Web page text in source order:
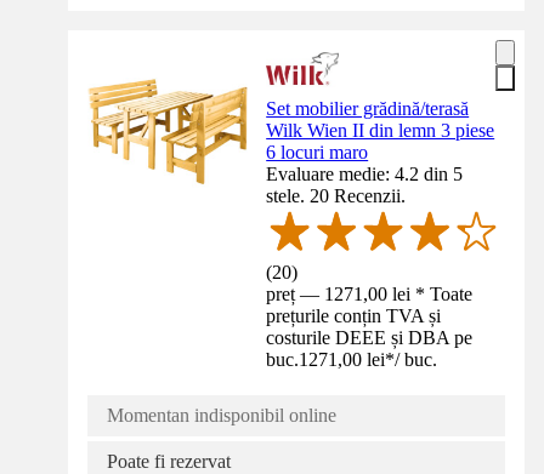
Set mobilier grădină/terasă
Wilk Wien II din lemn 3 piese
6 locuri maro
Evaluare medie: 4.2 din 5
stele. 20 Recenzii.
(20)
preț — 1271,00 lei * Toate
prețurile conțin TVA și
costurile DEEE și DBA pe
buc.1271,00 lei*/ buc.
Momentan indisponibil online
Poate fi rezervat